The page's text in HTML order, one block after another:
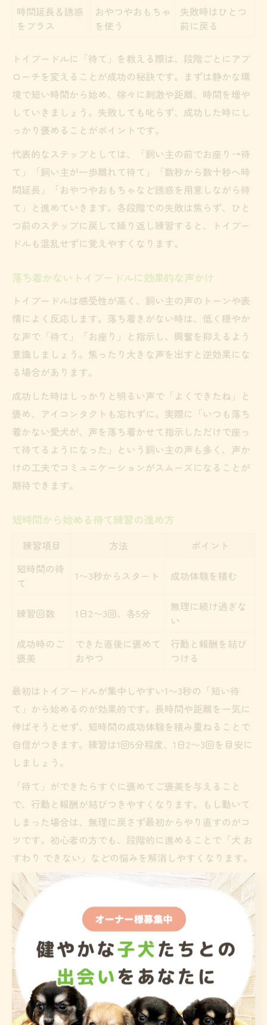
時間延長＆誘惑
をプラス
おやつやおもちゃ
を使う
失敗時はひとつ
前に戻る
トイプードルに「待て」を教える際は、段階ごとにアプ
ローチを変えることが成功の秘訣です。まずは静かな環
境で短い時間から始め、徐々に刺激や距離、時間を増や
していきましょう。失敗しても叱らず、成功した時にし
っかり褒めることがポイントです。
代表的なステップとしては、「飼い主の前でお座り→待
て」「飼い主が一歩離れて待て」「数秒から数十秒へ時
間延長」「おやつやおもちゃなど誘惑を用意しながら待
て」と進めていきます。各段階での失敗は焦らず、ひと
つ前のステップに戻して繰り返し練習すると、トイプー
ドルも混乱せずに覚えやすくなります。
落ち着かないトイプードルに効果的な声かけ
トイプードルは感受性が高く、飼い主の声のトーンや表
情によく反応します。落ち着きがない時は、低く穏やか
な声で「待て」「お座り」と指示し、興奮を抑えるよう
意識しましょう。焦ったり大きな声を出すと逆効果にな
る場合があります。
成功した時はしっかりと明るい声で「よくできたね」と
褒め、アイコンタクトも忘れずに。実際に「いつも落ち
着かない愛犬が、声を落ち着かせて指示しただけで座っ
て待てるようになった」という飼い主の声も多く、声か
けの工夫でコミュニケーションがスムーズになることが
期待できます。
短時間から始める待て練習の進め方
練習項目 方法
ポイント
短時間の待
て
1〜3秒からスタート 成功体験を積む
練習回数 1日2〜3回、各5分
無理に続け過ぎな
い
成功時のご
褒美
できた直後に褒めて
おやつ
行動と報酬を結び
つける
最初はトイプードルが集中しやすい1〜3秒の「短い待
て」から始めるのが効果的です。長時間や距離を一気に
伸ばそうとせず、短時間の成功体験を積み重ねることで
自信がつきます。練習は1回5分程度、1日2〜3回を目安に
しましょう。
「待て」ができたらすぐに褒めてご褒美を与えること
で、行動と報酬が結びつきやすくなります。もし動いて
しまった場合は、無理に戻さず最初からやり直すのがコ
ツです。初心者の方でも、段階的に進めることで「犬 お
すわり できない」などの悩みを解消しやすくなります。
おやつとタイミングを活かした成功体験
ご褒美の種
タイミン
グ
ポイント
おやつ 行動直後
最初は頻繁に与える
褒め言葉
行動直後 徐々に比率を増やす
撫でる 行動直後
依存を避けてバランスよ
く